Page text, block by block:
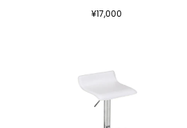
¥17,000